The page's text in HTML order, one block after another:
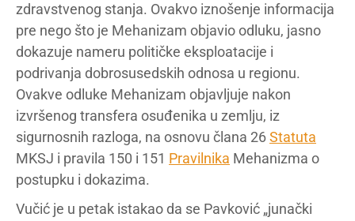
zdravstvenog stanja. Ovakvo iznošenje informacija
pre nego što je Mehanizam objavio odluku, jasno
dokazuje nameru političke eksploatacije i
podrivanja dobrosusedskih odnosa u regionu.
Ovakve odluke Mehanizam objavljuje nakon
izvršenog transfera osuđenika u zemlju, iz
sigurnosnih razloga, na osnovu člana 26Statuta
MKSJ i pravila 150 i 151 Pravilnika Mehanizma o
postupku i dokazima.
Vučić je u petak istakao da se Pavković „junački